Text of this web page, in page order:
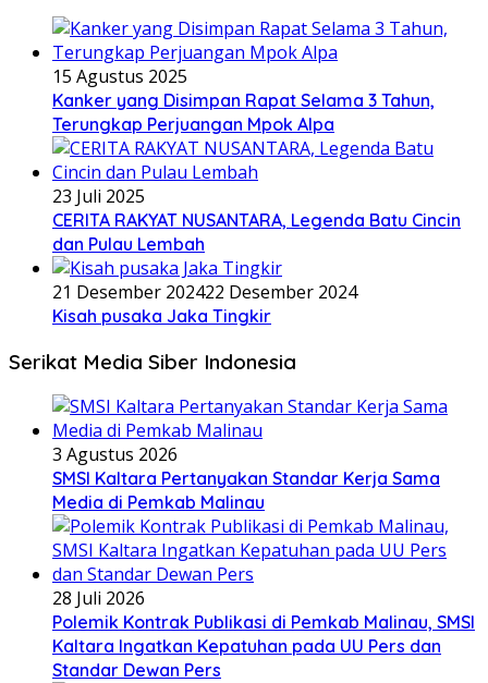
15 Agustus 2025
Kanker yang Disimpan Rapat Selama 3 Tahun,
Terungkap Perjuangan Mpok Alpa
23 Juli 2025
CERITA RAKYAT NUSANTARA, Legenda Batu Cincin
dan Pulau Lembah
21 Desember 202422 Desember 2024
Kisah pusaka Jaka Tingkir
Serikat Media Siber Indonesia
3 Agustus 2026
SMSI Kaltara Pertanyakan Standar Kerja Sama
Media di Pemkab Malinau
28 Juli 2026
Polemik Kontrak Publikasi di Pemkab Malinau, SMSI
Kaltara Ingatkan Kepatuhan pada UU Pers dan
Standar Dewan Pers